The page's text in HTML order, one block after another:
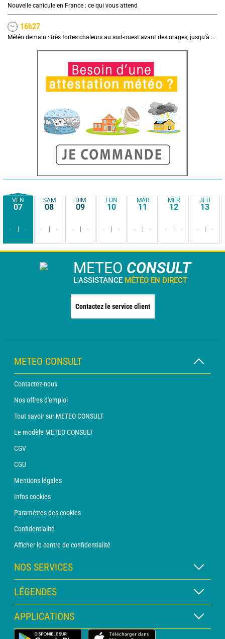
Nouvelle canicule en France : ce qui vous attend
16h27
Météo demain : très fortes chaleurs au sud-ouest avant des orages, jusqu'à 39°C
VEN
07
- -
SAM
08
- -
DIM
09
- -
LUN
10
- -
MAR
11
- -
MER
12
- -
JEU
13
- -
METEO CONSULT
L'ASSISTANCE MÉTÉO EN DIRECT
Contactez le service client
METEO CONSULT
Contactez-nous
Nos offres d'emploi
Tout savoir sur METEO CONSULT
Le modèle METEO CONSULT
CGV
CGU
Mentions légales
Infos cookies
Paramètres des cookies
Confidentialité
Afficher le centre de confidentialité
NOS SERVICES
Abonnement METEO Xpert
Abonnement METEO PRO
Consultation avec un prévisionniste
LÉGENDES
Légende des cartes
Légende des pictogrammes
APPLICATIONS